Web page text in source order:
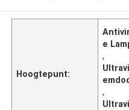
Hoogtepunt:
e
,
,